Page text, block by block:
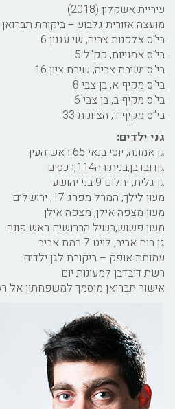
עיריית אשקלון (2018)
מועצה אזורית גלבוע – ביקורת
בי"ס אלפנות צביה, שי עגנון 6
בי"ס אמנויות, קק"ל 5
בי"ס ישיבת צביה, שיבת ציון 16
בי"ס מקיף א, בן צבי 8
בי"ס מקיף ב, בן צבי 6
בי"ס מקיף ד, הציונות 33
גני ילדים:
גן אמונה, יוסי בנאי 65 ראש העין
גןדובדבן,בניתורה114,רכסים
גן גלית, יהלום 9 בני יהושע
מעון לילך, המרל מפרג 17, ירושלים
מעון מצפה אילן, מצפה אילן
מעון פשוש,בשיל הברושים ראש פונה
גן רוח אביב, לויט 7 רמת אביב
עמותת אופק – ביקורת לגן ילדים
רשת דובדבן למעונות יום
אישור תברואן מוסמך למשפחתון אל